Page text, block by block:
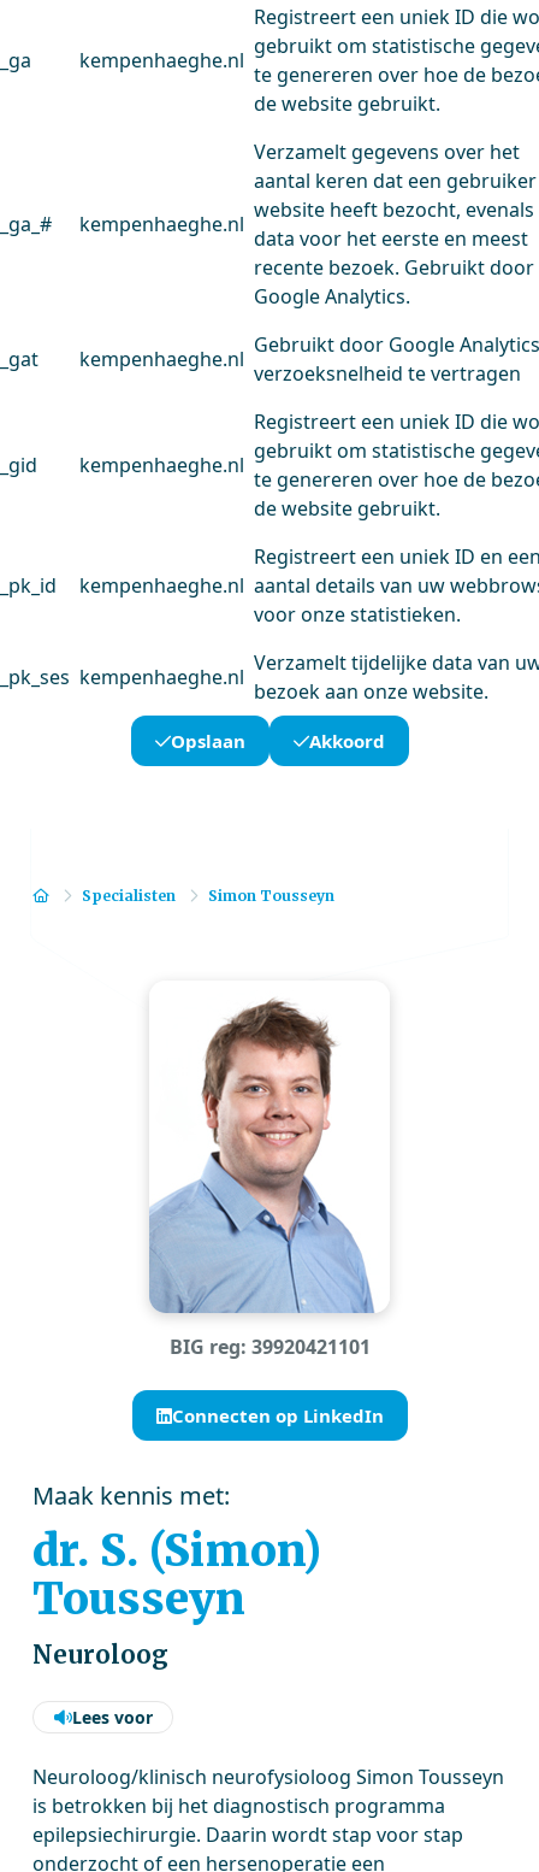
_ga kempenhaeghe.nl
Registreert een uniek ID die
gebruikt om statistische
te genereren over hoe de
de website gebruikt.
_ga_# kempenhaeghe.nl
Verzamelt gegevens over het
aantal keren dat een
website heeft bezocht, evenals
data voor het eerste en meest
recente bezoek. Gebruikt door
Google Analytics.
_gat kempenhaeghe.nl
Gebruikt door Google
verzoeksnelheid te vertragen
_gid kempenhaeghe.nl
Registreert een uniek ID die
gebruikt om statistische
te genereren over hoe de
de website gebruikt.
_pk_id kempenhaeghe.nl
Registreert een uniek ID en
aantal details van uw
voor onze statistieken.
_pk_ses kempenhaeghe.nl
Verzamelt tijdelijke data van
bezoek aan onze website.
Opslaan Akkoord
HomeSpecialisten Simon Tousseyn
BIG reg: 39920421101
Connecten op LinkedIn
Maak kennis met:
dr. S. (Simon)
Tousseyn
Neuroloog
Lees voor
Neuroloog/klinisch neurofysioloog Simon Tousseyn
is betrokken bij het diagnostisch programma
epilepsiechirurgie. Daarin wordt stap voor stap
onderzocht of een hersenoperatie een